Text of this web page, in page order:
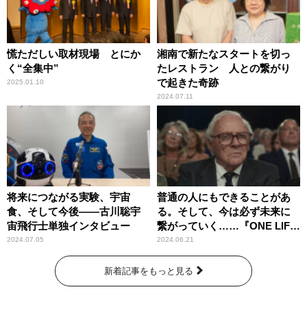
慌ただしい取材現場 とにか
く“全集中”
2025.01.10
湘南で新たなスタートを切っ
たレストラン 人との繋がり
で起きた奇跡
2024.07.11
将来につながる実験、宇宙
食、そして今後――古川聡宇
宙飛行士単独インタビュー
2024.07.05
普通の人にもできることがあ
る。そして、今は必ず未来に
繋がっていく……『ONE LIFE
奇跡が繋いだ6000の命』
2024.06.21
新着記事をもっと見る